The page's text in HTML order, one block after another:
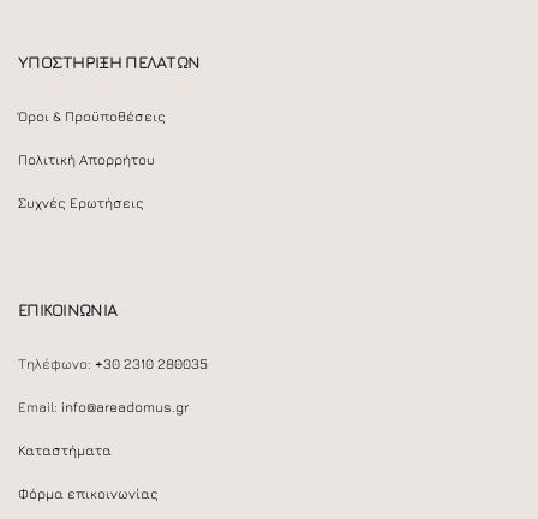
ΥΠΟΣΤΗΡΙΞΗ ΠΕΛΑΤΩΝ
Όροι & Προϋποθέσεις
Πολιτική Απορρήτου
Συχνές Ερωτήσεις
ΕΠΙΚΟΙΝΩΝΙΑ
Τηλέφωνο: +30 2310 280035
Email: info@areadomus.gr
Καταστήματα
Φόρμα επικοινωνίας